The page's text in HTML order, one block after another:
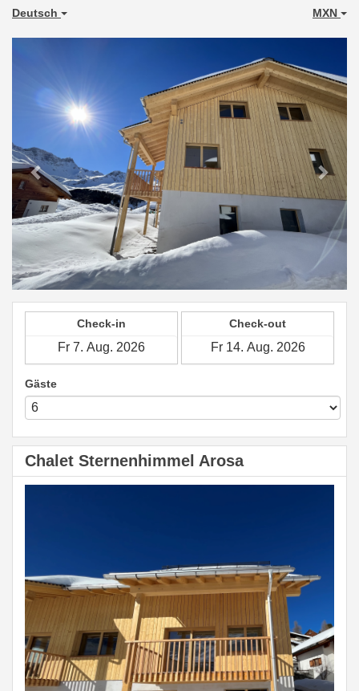
Deutsch MXN
Check-in Check-out
Gäste
Chalet Sternenhimmel Arosa